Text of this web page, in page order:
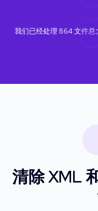
我们已经处理 864文件总
清除 XML